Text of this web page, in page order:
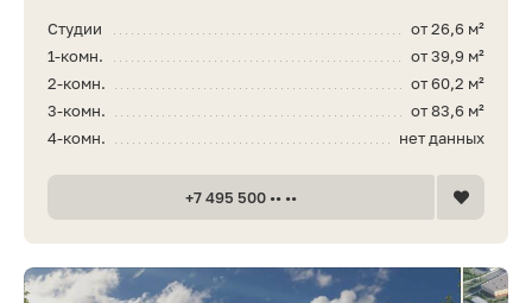
от 26,6 м²
Студии
от 39,9 м²
1-комн.
от 60,2 м²
2-комн.
от 83,6 м²
3-комн.
нет данных
4-комн.
+7 495 500 •• ••